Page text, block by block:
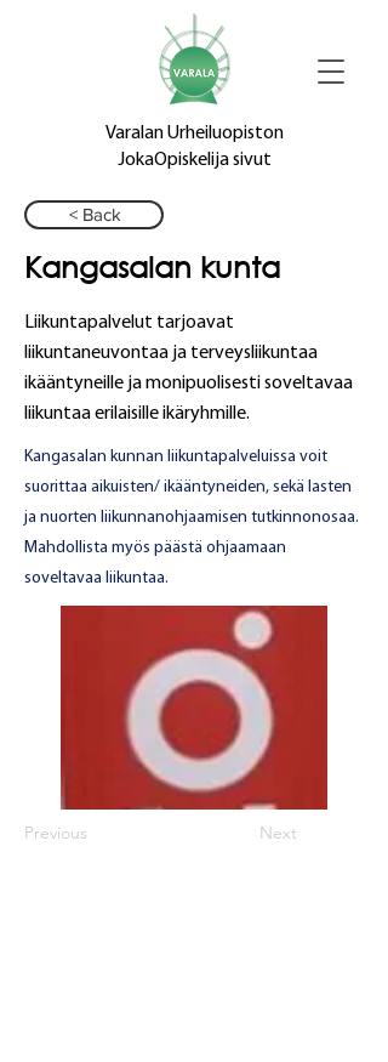
Varalan Urheiluopiston
JokaOpiskelija sivut
< Back
Kangasalan kunta
Liikuntapalvelut tarjoavat
liikuntaneuvontaa ja terveysliikuntaa
ikääntyneille ja monipuolisesti soveltavaa
liikuntaa erilaisille ikäryhmille.
Kangasalan kunnan liikuntapalveluissa voit
suorittaa aikuisten/ ikääntyneiden, sekä lasten
ja nuorten liikunnanohjaamisen tutkinnonosaa.
Mahdollista myös päästä ohjaamaan
soveltavaa liikuntaa.
Previous Next